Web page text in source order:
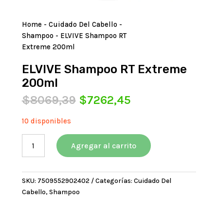
Home - Cuidado Del Cabello -
Shampoo - ELVIVE Shampoo RT
Extreme 200ml
ELVIVE Shampoo RT Extreme
200ml
$8069,39 El
era:
$8069,39.
$7262,45El
es:
$7262,45.
10 disponibles
Shampoo
Extreme
200ml
cantidad
Agregar al carrito
SKU: 7509552902402 Categorías: Cuidado Del
Cabello, Shampoo